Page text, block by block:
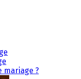
mariage ?